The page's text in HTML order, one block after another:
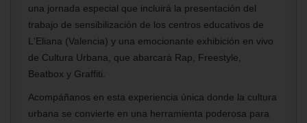
una jornada especial que incluirá la presentación del
trabajo de sensibilización de los centros educativos de
L'Eliana (Valencia) y una emocionante exhibición en vivo
de Cultura Urbana, que abarcará Rap, Freestyle,
Beatbox y Graffiti.
Acompáñanos en esta experiencia única donde la cultura
urbana se convierte en una herramienta poderosa para